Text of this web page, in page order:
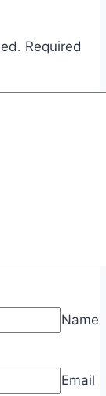
Required
Name
Email